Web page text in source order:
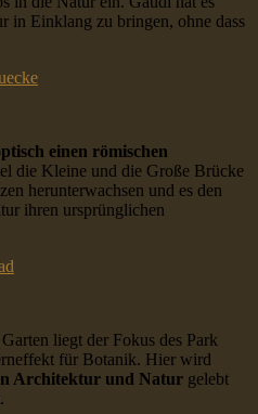
in Einklang zu bringen, ohne dass
einen römischen
die Kleine und die Große Brücke
herunterwachsen und es den
ihren ursprünglichen
liegt der Fokus des Park
für Botanik. Hier wird
Architektur und Natur gelebt